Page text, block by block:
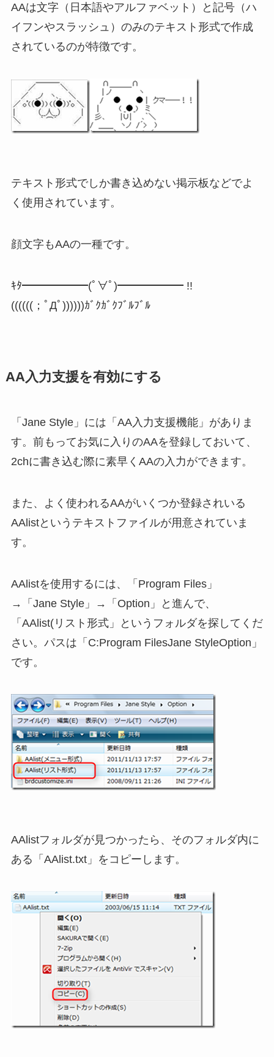
AAは文字（日本語やアルファベット）と記号（ハ
イフンやスラッシュ）のみのテキスト形式で作成
されているのが特徴です。
テキスト形式でしか書き込めない掲示板などでよ
く使用されています。
顔文字もAAの一種です。
ｷﾀ━━━━━━(ﾟ∀ﾟ)━━━━━━ !!
((((((；ﾟДﾟ))))))ｶﾞｸｶﾞｸﾌﾞﾙﾌﾞﾙ
AA入力支援を有効にする
「Jane Style」には「AA入力支援機能」がありま
す。前もってお気に入りのAAを登録しておいて、
2chに書き込む際に素早くAAの入力ができます。
また、よく使われるAAがいくつか登録されいる
AAlistというテキストファイルが用意されていま
す。
AAlistを使用するには、「Program Files」
→「Jane Style」→「Option」と進んで、
「AAlist(リスト形式」というフォルダを探してくだ
さい。パスは「C:Program FilesJane StyleOption」
です。
AAlistフォルダが見つかったら、そのフォルダ内に
ある「AAlist.txt」をコピーします。